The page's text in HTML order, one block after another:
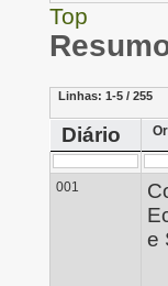
Top
Linhas: 1-5 / 255
Diário
001
e